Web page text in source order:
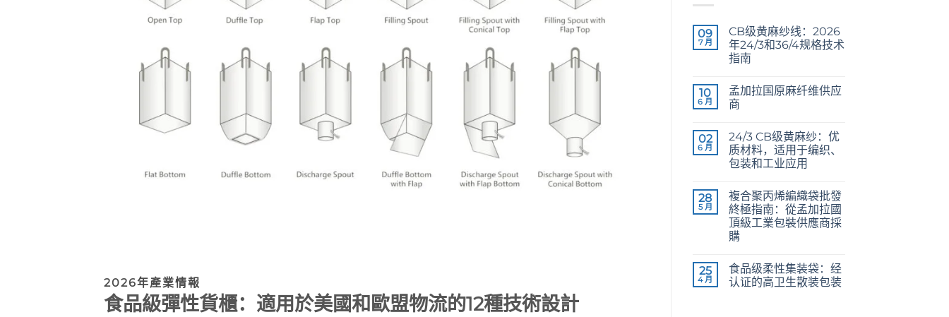
2026年產業情報
食品級彈性貨櫃：適用於美國和歐盟物流的12種技術設計
09
7 月
CB级黄麻纱线：2026
年24/3和36/4规格技术
指南
Jute
Yarn:
The
Guide
to
24/3
and
论
10
6 月
孟加拉国原麻纤维供应
商
Fibre
Supplier
Bangladesh
论
02
6 月
24/3 CB级黄麻纱：优
质材料，适用于编织、
包装和工业应用
Grade
Jute
Yarn:
Premium
Quality
for
and
Industrial
Applications
论
28
5 月
複合聚丙烯編織袋批發
終極指南：從孟加拉國
頂級工業包裝供應商採
購
Guide
to
Laminated
论
25
4 月
食品级柔性集装袋：经
认证的高卫生散装包装